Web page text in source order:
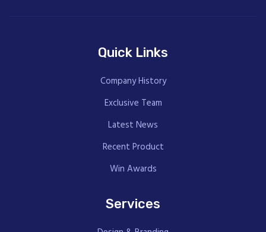
Quick Links
Company History
Exclusive Team
Latest News
Recent Product
Win Awards
Services